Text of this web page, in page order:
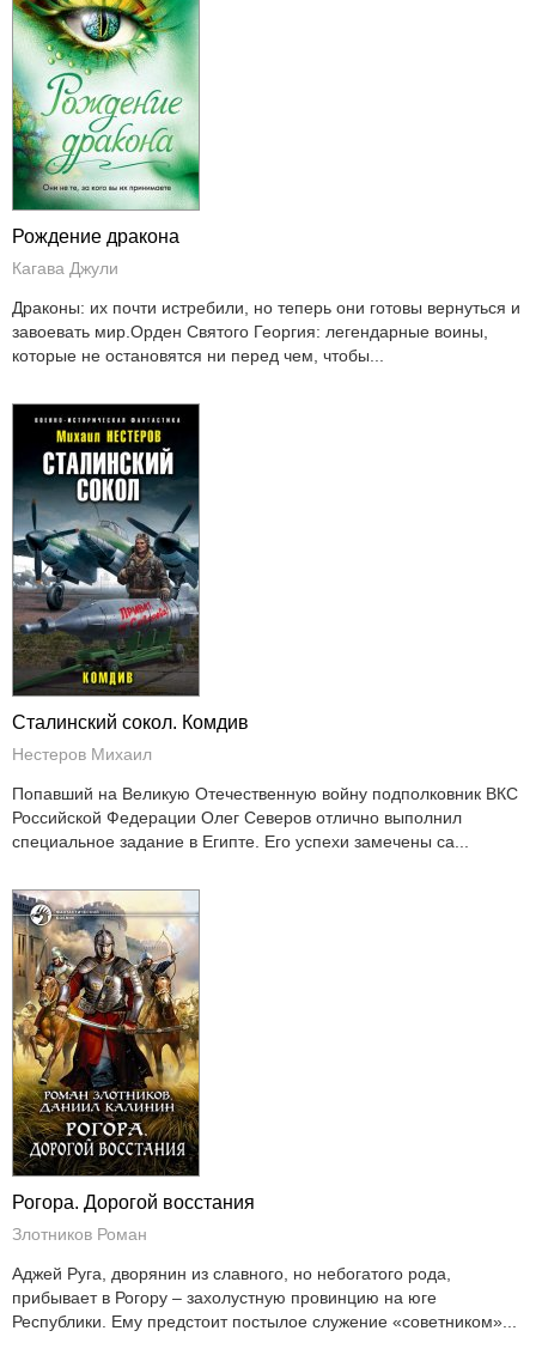
Рождение дракона
Кагава Джули
Драконы: их почти истребили, но теперь они готовы вернуться и
завоевать мир.Орден Святого Георгия: легендарные воины,
которые не остановятся ни перед чем, чтобы...
Сталинский сокол. Комдив
Нестеров Михаил
Попавший на Великую Отечественную войну подполковник ВКС
Российской Федерации Олег Северов отлично выполнил
специальное задание в Египте. Его успехи замечены са...
Рогора. Дорогой восстания
Злотников Роман
Аджей Руга, дворянин из славного, но небогатого рода,
прибывает в Рогору – захолустную провинцию на юге
Республики. Ему предстоит постылое служение «советником»...